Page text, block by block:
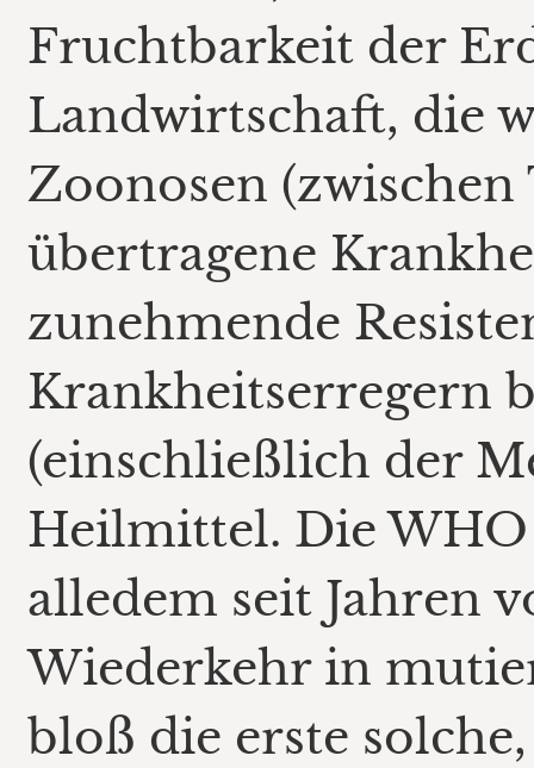
Fruchtbarkeit der
Landwirtschaft, die
Zoonosen
übertragene
zunehmende
Krankheitserregern
(einschließlich der
Heilmittel. Die
alledem seit Jahren
Wiederkehr in
bloß die erste